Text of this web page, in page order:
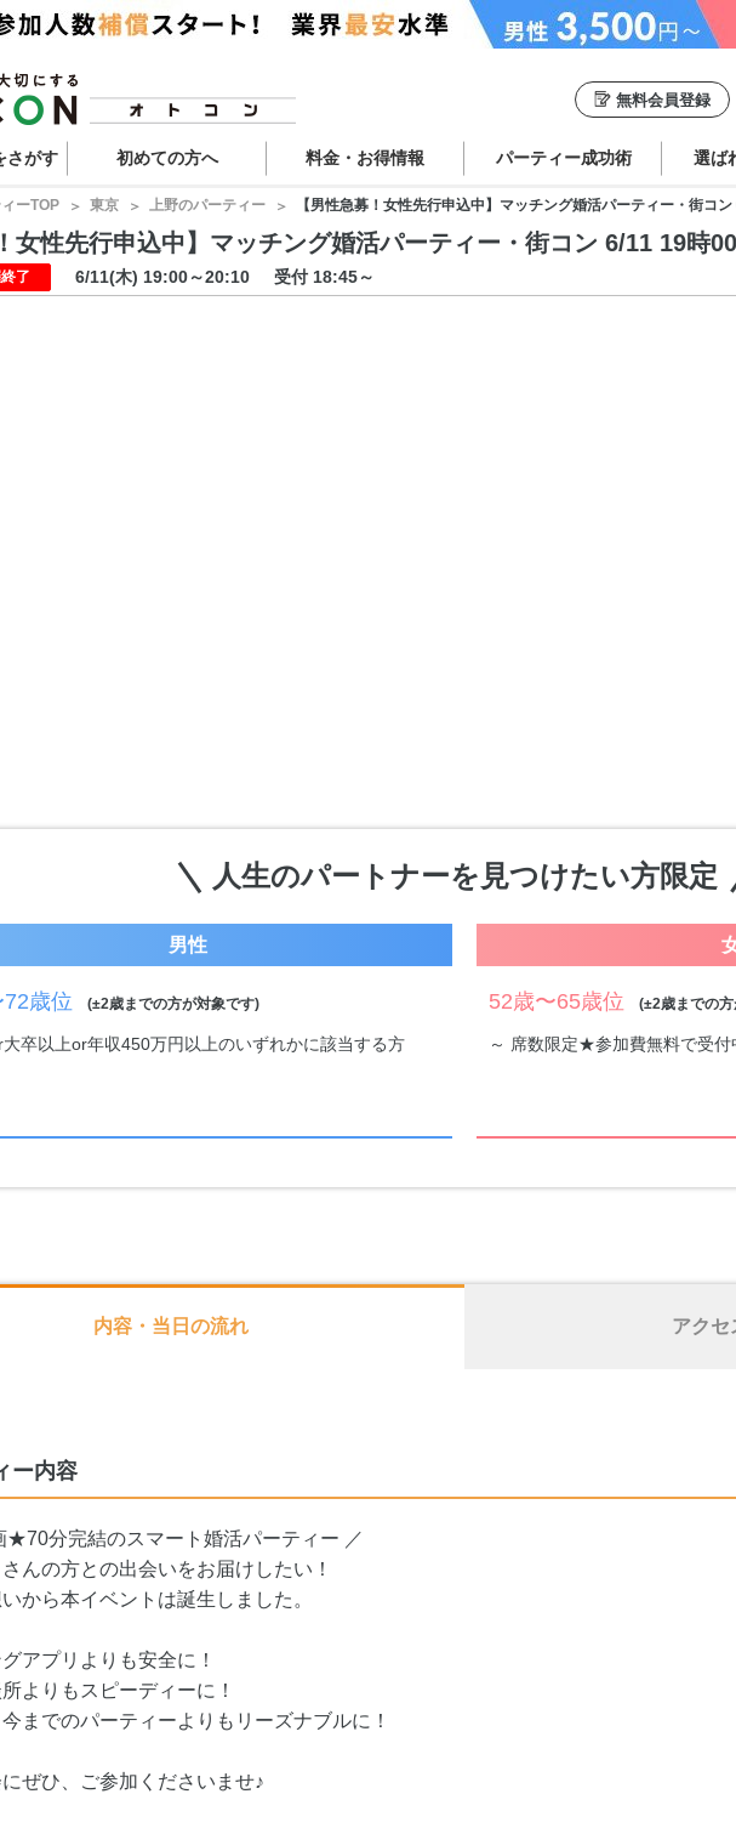
無料会員登録
さがす 初めての方へ 料金・お得情報 パーティー成功術 選ば
ーTOP 東京 上野のパーティー 【男性急募！女性先行申込中】マッチング婚活パーティー・街コ
女性先行申込中】マッチング婚活パーティー・街コン 6/11 19時
了 6/11(木) 19:00～20:10 受付 18:45～
人生のパートナーを見つけたい方限定
男性
歳位 (±2歳までの方が対象です)
卒以上or年収450万円以上のいずれかに該当する方
52歳〜65歳位 (±2歳までの方
～ 席数限定★参加費無料で受付
内容・当日の流れ アクセ
ー内容
★70分完結のスマート婚活パーティー ／
んの方との出会いをお届けしたい！
から本イベントは誕生しました。
アプリよりも安全に！
よりもスピーディーに！
までのパーティーよりもリーズナブルに！
ぜひ、ご参加くださいませ♪